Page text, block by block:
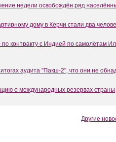
недели освобождён ряд
дому в Керчи стали два
контракту с Индией по самолётам
аудита "Пакш-2", что они не
о международных резервах страны
Другие